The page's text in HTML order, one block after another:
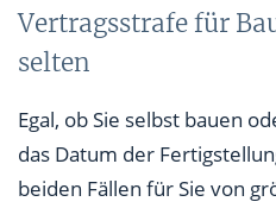
Vertragsstrafe für
selten
Egal, ob Sie selbst bauen
das Datum der
beiden Fällen für Sie von